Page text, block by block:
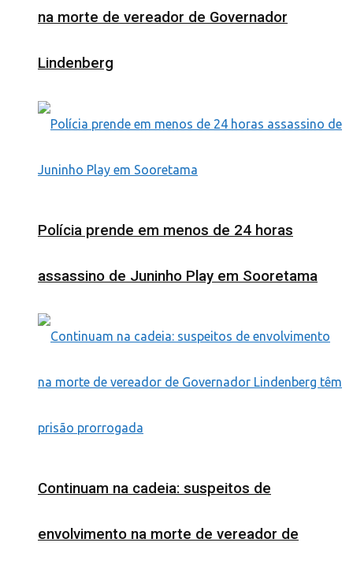
na morte de vereador de Governador
Lindenberg
Polícia prende em menos de 24 horas
assassino de Juninho Play em Sooretama
Continuam na cadeia: suspeitos de
envolvimento na morte de vereador de